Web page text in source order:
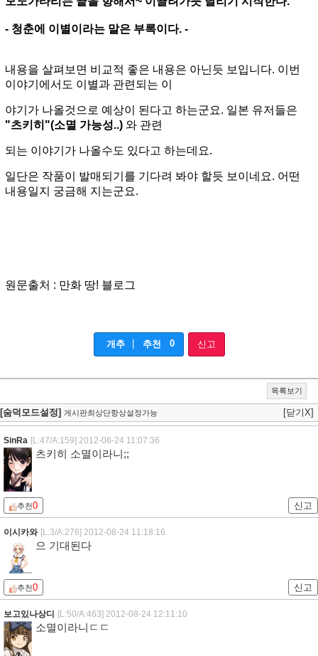
- 청춘에 이별이라는 말은 부록이다. -
내용을 살펴보면 비교적 좋은 내용은 아닌듯 보입니다. 이번
이야기에서도 이별과 관련되는 이
야기가 나올것으로 예상이 된다고 하는군요. 일본 유저들은
"츠키히"(소멸 가능성..) 와 관련
되는 이야기가 나올수도 있다고 하는데요.
일단은 작품이 발매되기를 기다려 봐야 할듯 보이네요. 어떤
내용일지 궁금해 지는군요.
원문출처 : 만화 땅! 블로그
개추 추천 0 신고
목록보기
[숨덕모드설정] 게시판최상단항상설정가능 [닫기X]
SinRa [L:47/A:159] 2012-08-24 11:07:36
츠키히 소멸이라니;;
추천0 신고
이시카와 [L:3/A:276] 2012-08-24 11:18:16
으 기대된다
추천0 신고
보고있나상디 [L:50/A:463] 2012-08-24 12:11:10
소멸이라니ㄷㄷ